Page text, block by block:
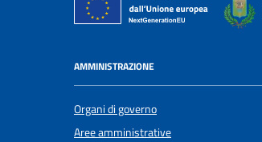
AMMINISTRAZIONE
Organi di governo
Aree amministrative